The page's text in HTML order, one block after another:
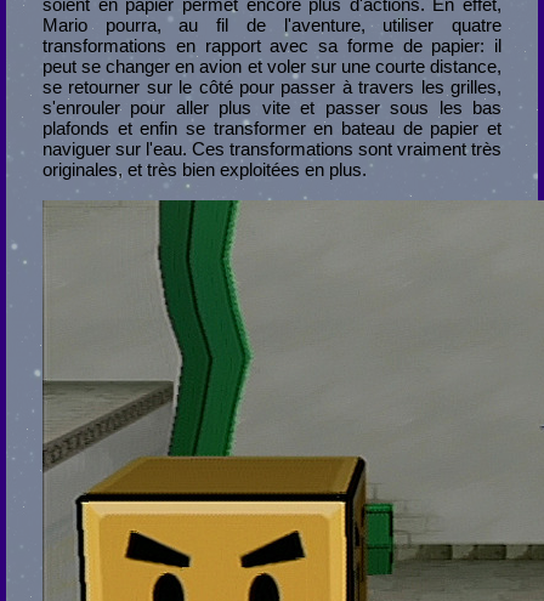
soient en papier permet encore plus d'actions. En effet,
Mario pourra, au fil de l'aventure, utiliser quatre
transformations en rapport avec sa forme de papier: il
peut se changer en avion et voler sur une courte distance,
se retourner sur le côté pour passer à travers les grilles,
s'enrouler pour aller plus vite et passer sous les bas
plafonds et enfin se transformer en bateau de papier et
naviguer sur l'eau. Ces transformations sont vraiment très
originales, et très bien exploitées en plus.